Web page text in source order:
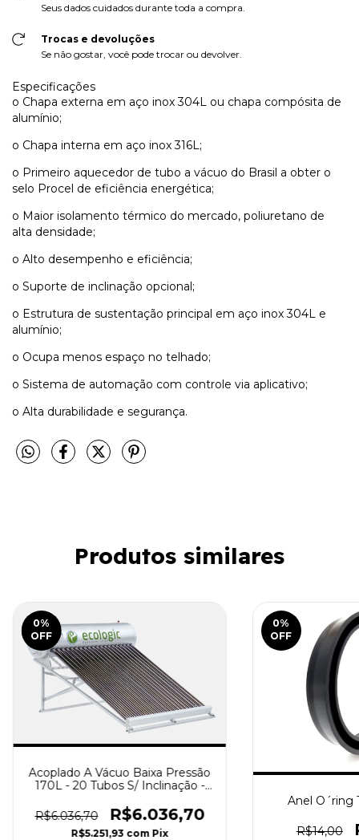
Seus dados cuidados durante toda a compra.
Trocas e devoluções
Se não gostar, você pode trocar ou devolver.
Especificações
o Chapa externa em aço inox 304L ou chapa compósita de
alumínio;
o Chapa interna em aço inox 316L;
o Primeiro aquecedor de tubo a vácuo do Brasil a obter o
selo Procel de eficiência energética;
o Maior isolamento térmico do mercado, poliuretano de
alta densidade;
o Alto desempenho e eficiência;
o Suporte de inclinação opcional;
o Estrutura de sustentação principal em aço inox 304L e
alumínio;
o Ocupa menos espaço no telhado;
o Sistema de automação com controle via aplicativo;
o Alta durabilidade e segurança.
Produtos similares
0%
OFF
Acoplado A Vácuo Baixa Pressão
170L - 20 Tubos S/ Inclinação -
R$6.036,70
R$6.036,70
R$5.251,93 com Pix
0%
OFF
Anel O´ring
R$14,00